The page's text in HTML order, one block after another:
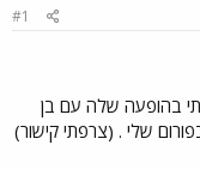
#1
בהופעה שלה עם בן
שלי . (צרפתי קישור)